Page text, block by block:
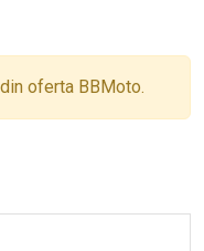
oferta BBMoto.